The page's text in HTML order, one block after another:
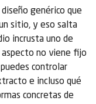
genérico que
sitio, y eso salta
incrusta uno de
aspecto no viene fijo
controlar
e incluso qué
concretas de